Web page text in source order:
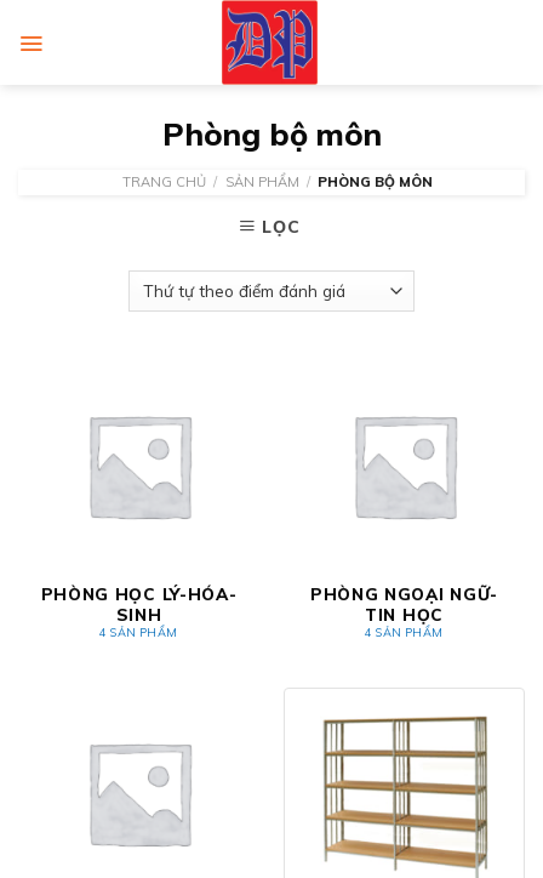
Phòng bộ môn
TRANG CHỦ / SẢN PHẨM / PHÒNG BỘ MÔN
LỌC
PHÒNG HỌC LÝ-HÓA-
SINH
4 SẢN PHẨM
PHÒNG NGOẠI NGỮ-
TIN HỌC
4 SẢN PHẨM